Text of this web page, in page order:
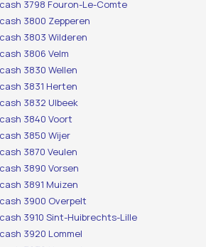
3798 Fouron-Le-Comte
3800 Zepperen
3803 Wilderen
3806 Velm
3830 Wellen
3831 Herten
3832 Ulbeek
3840 Voort
3850 Wijer
3870 Veulen
3890 Vorsen
3891 Muizen
3900 Overpelt
3910 Sint-Huibrechts-Lille
3920 Lommel